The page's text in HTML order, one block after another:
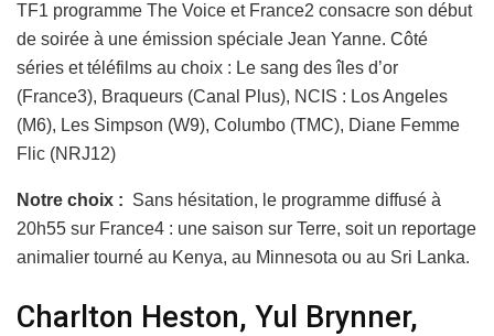
TF1 programme The Voice et France2 consacre son début
de soirée à une émission spéciale Jean Yanne. Côté
séries et téléfilms au choix : Le sang des îles d’or
(France3), Braqueurs (Canal Plus), NCIS : Los Angeles
(M6), Les Simpson (W9), Columbo (TMC), Diane Femme
Flic (NRJ12)
Notre choix : Sans hésitation, le programme diffusé à
20h55 sur France4 : une saison sur Terre, soit un reportage
animalier tourné au Kenya, au Minnesota ou au Sri Lanka.
Charlton Heston, Yul Brynner,